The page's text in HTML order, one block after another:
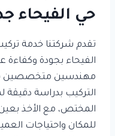
حي الفيحاء
تقدم شركتنا خدمة
الفيحاء بجودة وكفاءة
مهندسين متخصصين في
التركيب بدراسة دقيقة
المختص، مع الأخذ بعين
للمكان واحتياجات